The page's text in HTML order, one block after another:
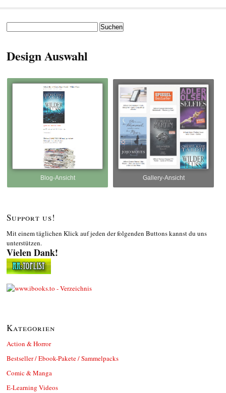
Design Auswahl
Blog-Ansicht Gallery-Ansicht
Support us!
Mit einem täglichen Klick auf jeden der folgenden Buttons kannst du uns
unterstützen.
Vielen Dank!
Kategorien
Action & Horror
Bestseller / Ebook-Pakete / Sammelpacks
Comic & Manga
E-Learning Videos